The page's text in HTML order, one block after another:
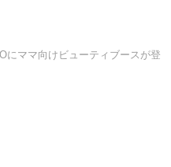
にママ向けビューティブースが登